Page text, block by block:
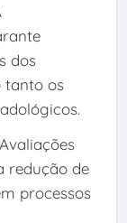
dos
tanto os
redução de
processos